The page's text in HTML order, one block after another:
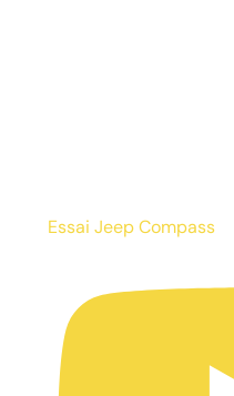
Essai Jeep Compass